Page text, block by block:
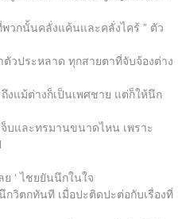
วกนั้นคลั่งแค้นและคลั่งไคร้ ” ตัว
วประหลาด ทุกสายตาที่จับจ้องต่าง
แม้ต่างก็เป็นเพศชาย แต่ก็ให้นึก
บและทรมานขนาดไหน เพราะ
ย ‘ ไชยยันนึกในใจ
วิตกทันที เมื่อปะติดปะต่อกับเรื่องที่